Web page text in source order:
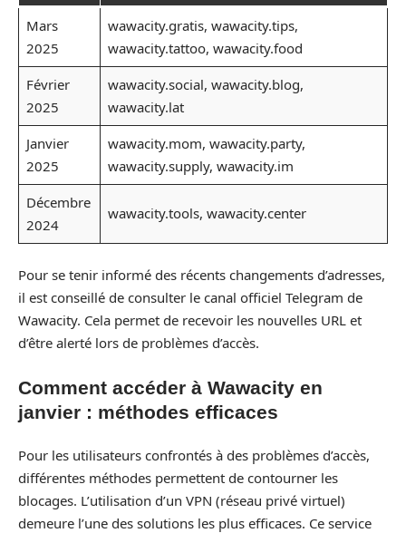
Mars
2025
wawacity.gratis, wawacity.tips,
wawacity.tattoo, wawacity.food
Février
2025
wawacity.social, wawacity.blog,
wawacity.lat
Janvier
2025
wawacity.mom, wawacity.party,
wawacity.supply, wawacity.im
Décembre
2024
wawacity.tools, wawacity.center
Pour se tenir informé des récents changements d’adresses,
il est conseillé de consulter le canal officiel Telegram de
Wawacity. Cela permet de recevoir les nouvelles URL et
d’être alerté lors de problèmes d’accès.
Comment accéder à Wawacity en
janvier : méthodes efficaces
Pour les utilisateurs confrontés à des problèmes d’accès,
différentes méthodes permettent de contourner les
blocages. L’utilisation d’un VPN (réseau privé virtuel)
demeure l’une des solutions les plus efficaces. Ce service